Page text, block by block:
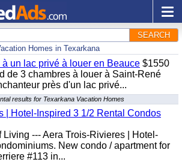
SEARCH
Homes in Texarkana
un lac privé à louer en Beauce $1550
de 3 chambres à louer à Saint-René
près d'un lac privé...
results for Texarkana Vacation Homes
| Hotel-Inspired 3 1/2 Rental Condos
Living --- Aera Trois-Rivieres | Hotel-
New condo / apartment for
#113 in...